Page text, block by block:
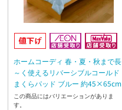
ホームコーディ 春・夏・秋まで長
～く使えるリバーシブルコールド
まくらパッド ブルー 約45×65cm
この商品にはバリエーションがありま
す。